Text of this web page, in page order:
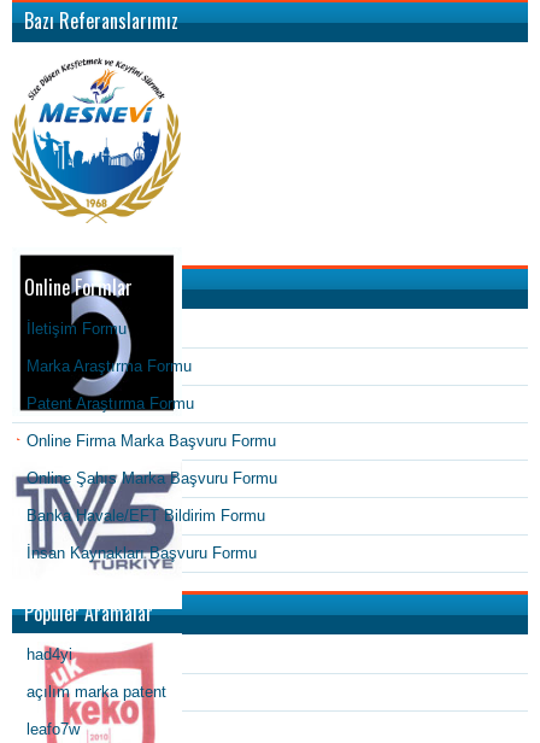
Bazı Referanslarımız
Online Formlar
İletişim Formu
Marka Araştırma Formu
Patent Araştırma Formu
Online Firma Marka Başvuru Formu
Online Şahıs Marka Başvuru Formu
Banka Havale/EFT Bildirim Formu
İnsan Kaynakları Başvuru Formu
Popüler Aramalar
had4yi
açılım marka patent
leafo7w